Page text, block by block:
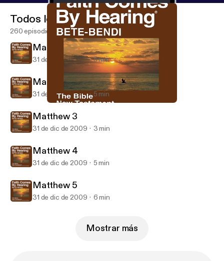
Bete-Bendi Bible (Dramatized)
Todos los episodios
260 episodios
Matthew 1
31 de dic de 2009 5 min
Matthew 2
31 de dic de 2009 5 min
Matthew 3
31 de dic de 2009 3 min
Matthew 4
31 de dic de 2009 5 min
Matthew 5
31 de dic de 2009 6 min
Mostrar más